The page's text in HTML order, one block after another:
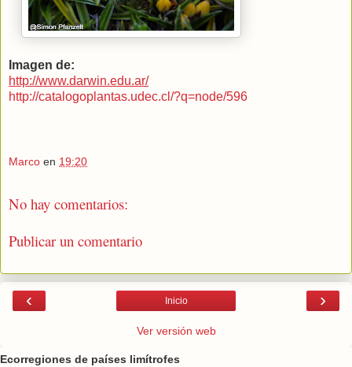
Imagen de:
http://www.darwin.edu.ar/
http://catalogoplantas.udec.cl/?q=node/596
Marco en 19:20
No hay comentarios:
Publicar un comentario
‹ ›
Inicio
Ver versión web
Ecorregiones de países limítrofes